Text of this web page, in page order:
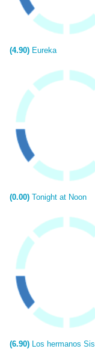
(4.90) Eureka
(0.00) Tonight at Noon
(6.90) Los hermanos Sisters